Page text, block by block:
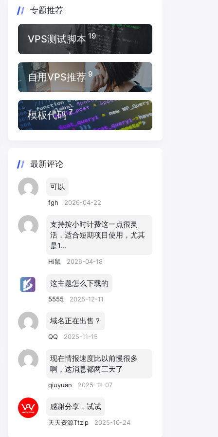
专题推荐
VPS测试脚本 19
自用VPS推荐 9
模板代码 7
最新评论
可以
fgh 2026-04-22
支持按小时计费这一点很灵
活，适合短期项目使用，尤其
是1...
Hi鼠 2026-04-18
这主题怎么下载的
5555 2025-12-11
域名正在出售？
QQ 2025-11-15
现在情报速度比以前慢很多
啊，这消息都两三天了
qiuyuan 2025-11-07
感谢分享，试试
天天资源Ttzip 2025-10-24